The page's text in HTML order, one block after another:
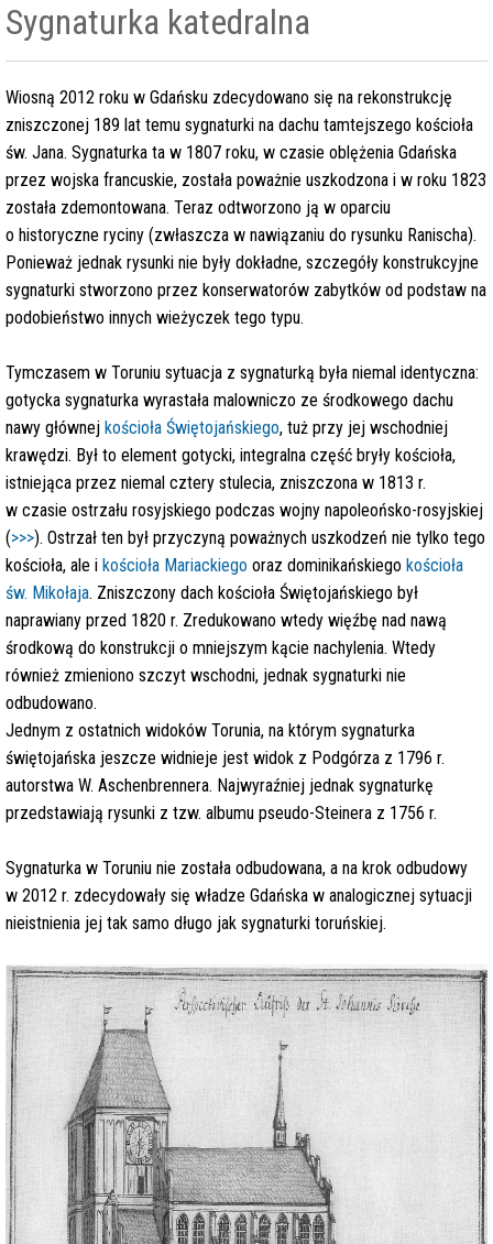
Sygnaturka katedralna
Wiosną 2012 roku w Gdańsku zdecydowano się na rekonstrukcję
zniszczonej 189 lat temu sygnaturki na dachu tamtejszego kościoła
św. Jana. Sygnaturka ta w 1807 roku, w czasie oblężenia Gdańska
przez wojska francuskie, została poważnie uszkodzona i w roku 1823
została zdemontowana. Teraz odtworzono ją w oparciu
o historyczne ryciny (zwłaszcza w nawiązaniu do rysunku Ranischa).
Ponieważ jednak rysunki nie były dokładne, szczegóły konstrukcyjne
sygnaturki stworzono przez konserwatorów zabytków od podstaw na
podobieństwo innych wieżyczek tego typu.
Tymczasem w Toruniu sytuacja z sygnaturką była niemal identyczna:
gotycka sygnaturka wyrastała malowniczo ze środkowego dachu
nawy głównej kościoła Świętojańskiego, tuż przy jej wschodniej
krawędzi. Był to element gotycki, integralna część bryły kościoła,
istniejąca przez niemal cztery stulecia, zniszczona w 1813 r.
w czasie ostrzału rosyjskiego podczas wojny napoleońsko-rosyjskiej
(>>>). Ostrzał ten był przyczyną poważnych uszkodzeń nie tylko tego
kościoła, ale i kościoła Mariackiego oraz dominikańskiego kościoła
św. Mikołaja. Zniszczony dach kościoła Świętojańskiego był
naprawiany przed 1820 r. Zredukowano wtedy więźbę nad nawą
środkową do konstrukcji o mniejszym kącie nachylenia. Wtedy
również zmieniono szczyt wschodni, jednak sygnaturki nie
odbudowano.
Jednym z ostatnich widoków Torunia, na którym sygnaturka
świętojańska jeszcze widnieje jest widok z Podgórza z 1796 r.
autorstwa W. Aschenbrennera. Najwyraźniej jednak sygnaturkę
przedstawiają rysunki z tzw. albumu pseudo-Steinera z 1756 r.
Sygnaturka w Toruniu nie została odbudowana, a na krok odbudowy
w 2012 r. zdecydowały się władze Gdańska w analogicznej sytuacji
nieistnienia jej tak samo długo jak sygnaturki toruńskiej.